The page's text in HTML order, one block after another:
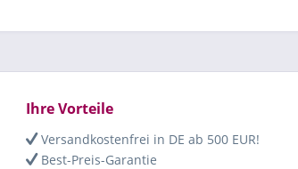
Ihre Vorteile
Versandkostenfrei in DE ab 500 EUR!
Best-Preis-Garantie